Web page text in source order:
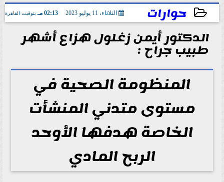
حوارات الثلاثاء، 11 يوليو 2023 02:13 مـ بتوقيت القاهرة
2023-07-11 14:13:02
الدكتور أيمن زغلول هزاع أشهر
طبيب جراح :
المنظومة الصحية في
مستوى متدني المنشأت
الخاصة هدفها الأوحد
الربح المادي